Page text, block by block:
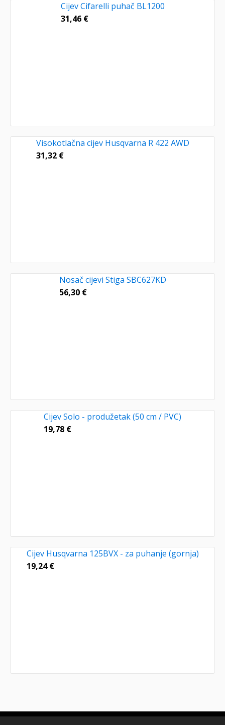
Cijev Cifarelli puhač BL1200
31,46 €
Visokotlačna cijev Husqvarna R 422 AWD
31,32 €
Nosač cijevi Stiga SBC627KD
56,30 €
Cijev Solo - produžetak (50 cm / PVC)
19,78 €
Cijev Husqvarna 125BVX - za puhanje (gornja)
19,24€